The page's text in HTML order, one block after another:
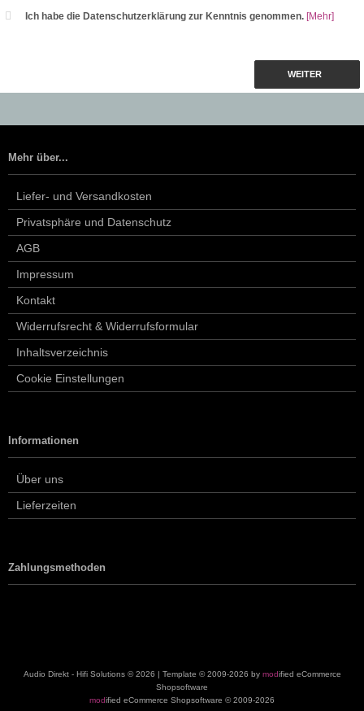
Ich habe die Datenschutzerklärung zur Kenntnis genommen. [Mehr]
WEITER
Mehr über...
Liefer- und Versandkosten
Privatsphäre und Datenschutz
AGB
Impressum
Kontakt
Widerrufsrecht & Widerrufsformular
Inhaltsverzeichnis
Cookie Einstellungen
Informationen
Über uns
Lieferzeiten
Zahlungsmethoden
Audio Direkt - Hifi Solutions © 2026 | Template © 2009-2026 by modified eCommerce
Shopsoftware
modified eCommerce Shopsoftware © 2009-2026